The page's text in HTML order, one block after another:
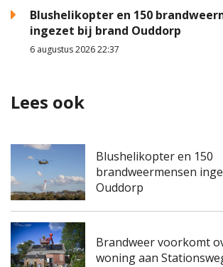
Blushelikopter en 150
ingezet bij brand Ouddorp
6 augustus 2026 22:37
Lees ook
Blushelikopter en 150
brandweermensen
Ouddorp
Brandweer voorkomt
woning aan